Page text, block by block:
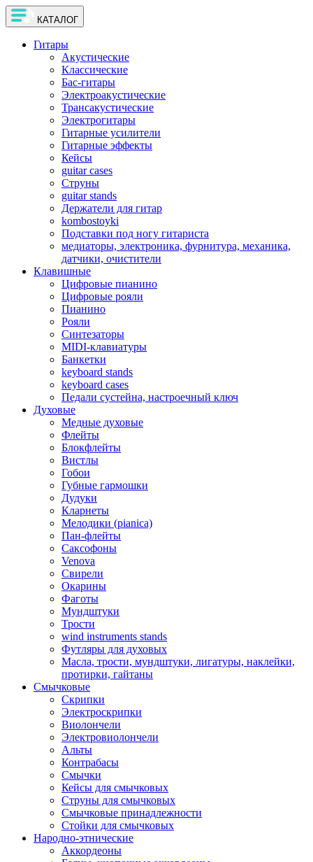
КАТАЛОГ
Гитары
Акустические
Классические
Бас-гитары
Электроакустические
Трансакустические
Электрогитары
Гитарные усилители
Гитарные эффекты
Кейсы
guitar cases
Струны
guitar stands
Держатели для гитар
kombostoyki
Подставки под ногу гитариста
медиаторы, электроника, фурнитура, механика,
датчики, очистители
Клавишные
Цифровые пианино
Цифровые рояли
Пианино
Рояли
Синтезаторы
MIDI-клавиатуры
Банкетки
keyboard stands
keyboard cases
Педали сустейна, настроечный ключ
Духовые
Медные духовые
Флейты
Блокфлейты
Вистлы
Гобои
Губные гармошки
Дудуки
Кларнеты
Мелодики (pianica)
Пан-флейты
Саксофоны
Venova
Свирели
Окарины
Фаготы
Мундштуки
Трости
wind instruments stands
Футляры для духовых
Масла, трости, мундштуки, лигатуры, наклейки,
протирки, гайтаны
Смычковые
Скрипки
Электроскрипки
Виолончели
Электровиолончели
Альты
Контрабасы
Смычки
Кейсы для смычковых
Струны для смычковых
Смычковые принадлежности
Стойки для смычковых
Народно-этнические
Аккордеоны